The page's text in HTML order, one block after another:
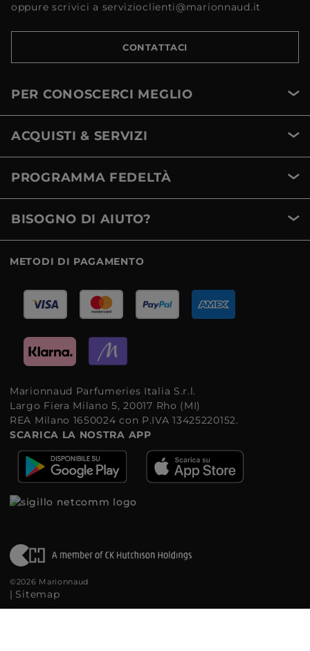
oppure scrivici a servizioclienti@marionnaud.it
CONTATTACI
PER CONOSCERCI MEGLIO
ACQUISTI & SERVIZI
PROGRAMMA FEDELTÀ
BISOGNO DI AIUTO?
METODI DI PAGAMENTO
Marionnaud Parfumeries Italia S.r.l.
Largo Fiera Milano 5, 20017 Rho (MI)
REA Milano 1650024 con P.IVA 13425220152.
SCARICA LA NOSTRA APP
©2026 Marionnaud
| Sitemap